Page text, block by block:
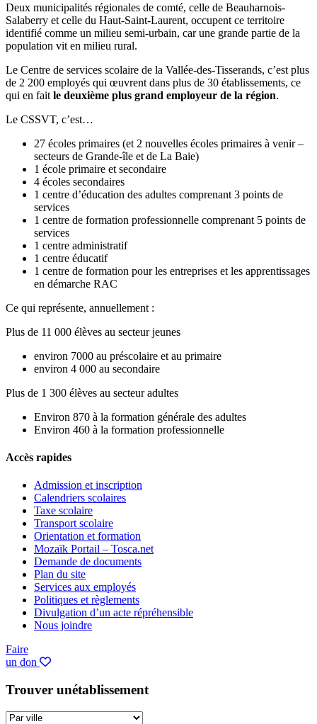
Deux municipalités régionales de comté, celle de Beauharnois-
Salaberry et celle du Haut-Saint-Laurent, occupent ce territoire
identifié comme un milieu semi-urbain, car une grande partie de la
population vit en milieu rural.
Le Centre de services scolaire de la Vallée-des-Tisserands, c’est plus
de 2 200 employés qui œuvrent dans plus de 30 établissements, ce
qui en fait le deuxième plus grand employeur de la région.
Le CSSVT, c’est…
27 écoles primaires (et 2 nouvelles écoles primaires à venir –
secteurs de Grande-île et de La Baie)
1 école primaire et secondaire
4 écoles secondaires
1 centre d’éducation des adultes comprenant 3 points de
services
1 centre de formation professionnelle comprenant 5 points de
services
1 centre administratif
1 centre éducatif
1 centre de formation pour les entreprises et les apprentissages
en démarche RAC
Ce qui représente, annuellement :
Plus de 11 000 élèves au secteur jeunes
environ 7000 au préscolaire et au primaire
environ 4 000 au secondaire
Plus de 1 300 élèves au secteur adultes
Environ 870 à la formation générale des adultes
Environ 460 à la formation professionnelle
Accès rapides
Admission et inscription
Calendriers scolaires
Taxe scolaire
Transport scolaire
Orientation et formation
Mozaïk Portail – Tosca.net
Demande de documents
Plan du site
Services aux employés
Politiques et règlements
Divulgation d’un acte répréhensible
Nous joindre
Faire
un don
Trouver unétablissement